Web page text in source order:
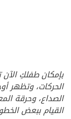
بإمكان طفلكِ
الحركات، وتظهر
الصداع، وحرقة
القيام ببعض